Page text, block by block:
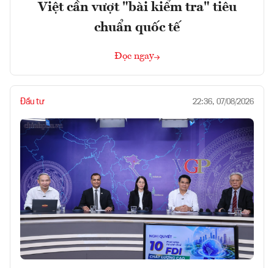
Việt cần vượt "bài kiểm tra" tiêu
chuẩn quốc tế
Đọc ngay
Đầu tư 22:36, 07/08/2026